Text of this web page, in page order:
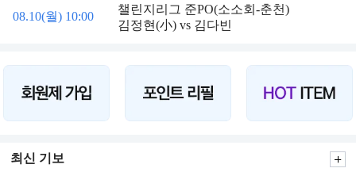
08.10(월) 10:00
챌린지리그 준PO(소소회-춘천)
김정현(小) vs 김다빈
최신 기보